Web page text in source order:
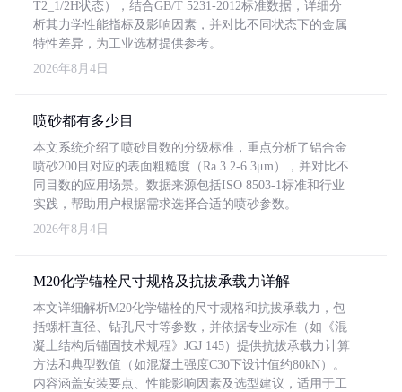
T2_1/2H状态），结合GB/T 5231-2012标准数据，详细分
析其力学性能指标及影响因素，并对比不同状态下的金属
特性差异，为工业选材提供参考。
2026年8月4日
喷砂都有多少目
本文系统介绍了喷砂目数的分级标准，重点分析了铝合金
喷砂200目对应的表面粗糙度（Ra 3.2-6.3μm），并对比不
同目数的应用场景。数据来源包括ISO 8503-1标准和行业
实践，帮助用户根据需求选择合适的喷砂参数。
2026年8月4日
M20化学锚栓尺寸规格及抗拔承载力详解
本文详细解析M20化学锚栓的尺寸规格和抗拔承载力，包
括螺杆直径、钻孔尺寸等参数，并依据专业标准（如《混
凝土结构后锚固技术规程》JGJ 145）提供抗拔承载力计算
方法和典型数值（如混凝土强度C30下设计值约80kN）。
内容涵盖安装要点、性能影响因素及选型建议，适用于工